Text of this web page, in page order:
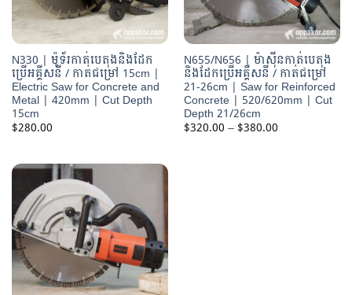
N330 | ម៉ូទ័រកាត់បេតុងនិងដែក
ប្រើអគ្គីសនី / កាត់ជម្រៅ 15cm |
Electric Saw for Concrete and
Metal | 420mm | Cut Depth
15cm
$280.00
N655/N656 | ម៉ាស៊ីនកាត់បេតុង
និងដែកប្រើអគ្គីសនី / កាត់ជម្រៅ
21-26cm | Saw for Reinforced
Concrete | 520/620mm | Cut
Depth 21/26cm
$320.00 –$380.00Price